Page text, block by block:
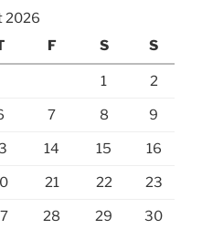
2026
F S S
1 2
7 8 9
14 15 16
21 22 23
28 29 30